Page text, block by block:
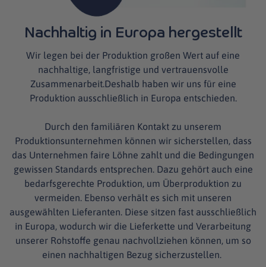
Nachhaltig in Europa hergestellt
Wir legen bei der Produktion großen Wert auf eine
nachhaltige, langfristige und vertrauensvolle
Zusammenarbeit.Deshalb haben wir uns für eine
Produktion ausschließlich in Europa entschieden.
Durch den familiären Kontakt zu unserem
Produktionsunternehmen können wir sicherstellen, dass
das Unternehmen faire Löhne zahlt und die Bedingungen
gewissen Standards entsprechen. Dazu gehört auch eine
bedarfsgerechte Produktion, um Überproduktion zu
vermeiden. Ebenso verhält es sich mit unseren
ausgewählten Lieferanten. Diese sitzen fast ausschließlich
in Europa, wodurch wir die Lieferkette und Verarbeitung
unserer Rohstoffe genau nachvollziehen können, um so
einen nachhaltigen Bezug sicherzustellen.